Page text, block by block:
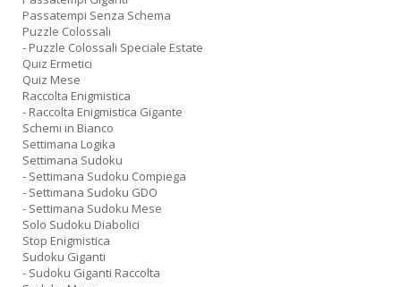
Passatempi Senza Schema
Puzzle Colossali
- Puzzle Colossali Speciale Estate
Quiz Ermetici
Quiz Mese
Raccolta Enigmistica
- Raccolta Enigmistica Gigante
Schemi in Bianco
Settimana Logika
Settimana Sudoku
- Settimana Sudoku Compiega
- Settimana Sudoku GDO
- Settimana Sudoku Mese
Solo Sudoku Diabolici
Stop Enigmistica
Sudoku Giganti
- Sudoku Giganti Raccolta